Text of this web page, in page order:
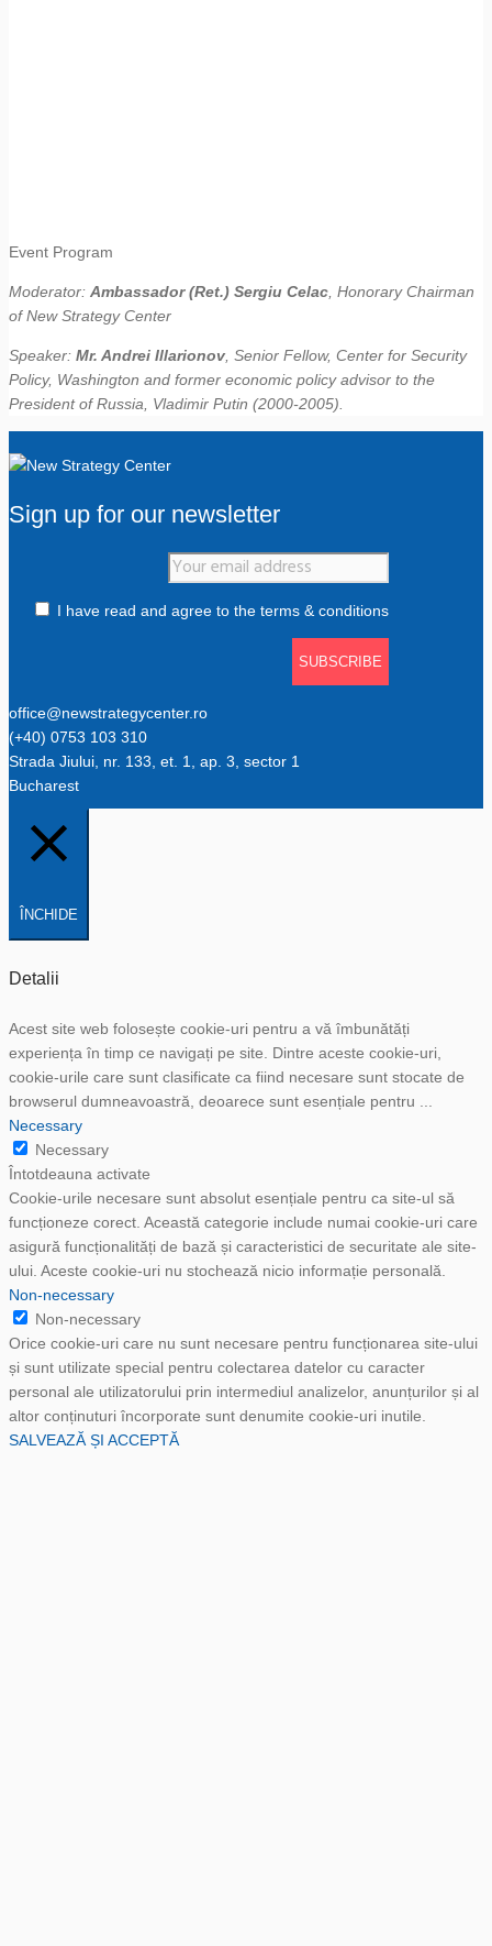
Event Program
Moderator: Ambassador (Ret.) Sergiu Celac , Honorary Chairman
of New Strategy Center
Speaker: Mr. Andrei Illarionov , Senior Fellow, Center for Security
Policy, Washington and former economic policy advisor to the
President of Russia, Vladimir Putin (2000-2005).
Sign up for our newsletter
I have read and agree to the terms & conditions
office@newstrategycenter.ro
(+40) 0753 103 310
Strada Jiului, nr. 133, et. 1, ap. 3, sector 1
Bucharest
ÎNCHIDE
Detalii
Acest site web folosește cookie-uri pentru a vă îmbunătăți
experiența în timp ce navigați pe site. Dintre aceste cookie-uri,
cookie-urile care sunt clasificate ca fiind necesare sunt stocate de
browserul dumneavoastră, deoarece sunt esențiale pentru
Necessary
Necessary
Întotdeauna activate
Cookie-urile necesare sunt absolut esențiale pentru ca site-ul să
funcționeze corect. Această categorie include numai cookie-uri care
asigură funcționalități de bază și caracteristici de securitate ale site-
ului. Aceste cookie-uri nu stochează nicio informație personală.
Non-necessary
Non-necessary
Orice cookie-uri care nu sunt necesare pentru funcționarea site-ului
și sunt utilizate special pentru colectarea datelor cu caracter
personal ale utilizatorului prin intermediul analizelor, anunțurilor și al
altor conținuturi încorporate sunt denumite cookie-uri inutile.
SALVEAZĂ ȘI ACCEPTĂ